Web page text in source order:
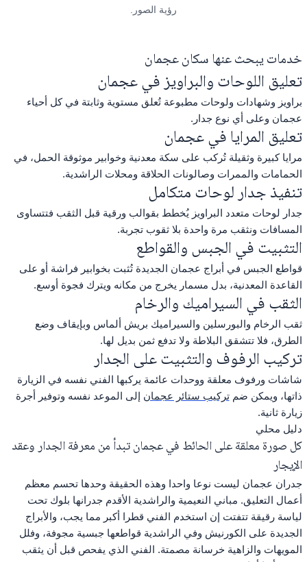
رؤية الصور.
خدمات يبحث عنها سكان عجمان
تعليق اللوحات والبراويز في عجمان
براويز وشهادات ولوحات مطبوعة تُعلق مستوية وثابتة في كل أحياء
عجمان وعلى أي نوع جدار.
تعليق المرايا في عجمان
مرايا كبيرة وثقيلة تُركب على سكة معدنية وخوابير موثوقة الحمل، في
الحمامات والممرات وصالونات الحلاقة ومحلات الراشدية.
تنفيذ جدار لوحات متكامل
جدار لوحات متعدد البراويز يُخطط بقوالب ورقية قبل الثقب فتتساوى
المسافات ونثقب مرة واحدة بلا ثقوب تجربة.
التثبيت في الجبس والقواطع
قواطع الجبس في أبراج عجمان الجديدة تُثبت بخوابير فراشة أو على
القاعدة المعدنية، بدل مسمار يخرج من مكانه ويترك فجوة أوسع.
الثقب في السيراميك والرخام
ثقب الرخام والبورسلين والسيراميك بريش ألماس وبإيقاف وضع
الطرق، فلا تتشقق البلاطة ولا تدفع ثمن بديل لها.
تركيب الرفوف والتثبيت على الجدار
شاشات ورفوف معلقة ووحدات عائمة يركبها الفني نفسه في الزيارة
ذاتها، ويمكن ضمتركيب ستائر عجمان إلى الموعد نفسه وتوفير أجرة
زيارة ثانية.
دليل محلي
كل صورة معلقة على الحائط في عجمان تبدأ من معرفة الجدار وعقد
الإيجار
جدران عجمان ليست نوعا واحدا وهذه الحقيقة وحدها تحسم معظم
أعمال التعليق. مباني النعيمية والراشدية الأقدم جدرانها بلوك تحت
لياسة رقيقة تتفتت إن استخدم الفني قطرا أكبر مما يجب، والأبراج
الجديدة على الكورنيش وفي الراشدية قواطعها جبسية مجوفة، وفلل
المويهات والزاهية خرسانة مصمتة. الفني الذي يفحص قبل أن يثقب